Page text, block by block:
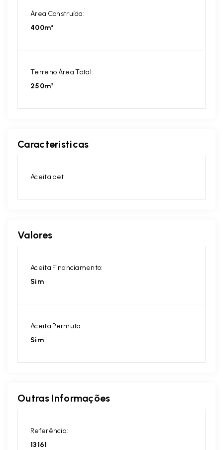
Área Construída:
400m²
Terreno Área Total:
250m²
Características
Aceita pet
Valores
Aceita Financiamento:
Sim
Aceita Permuta:
Sim
Outras Informações
Referência:
13161